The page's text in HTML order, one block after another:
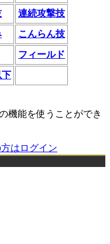
連続攻撃技
こんらん技
フィールド
下
機能を使うことができ
はログイン